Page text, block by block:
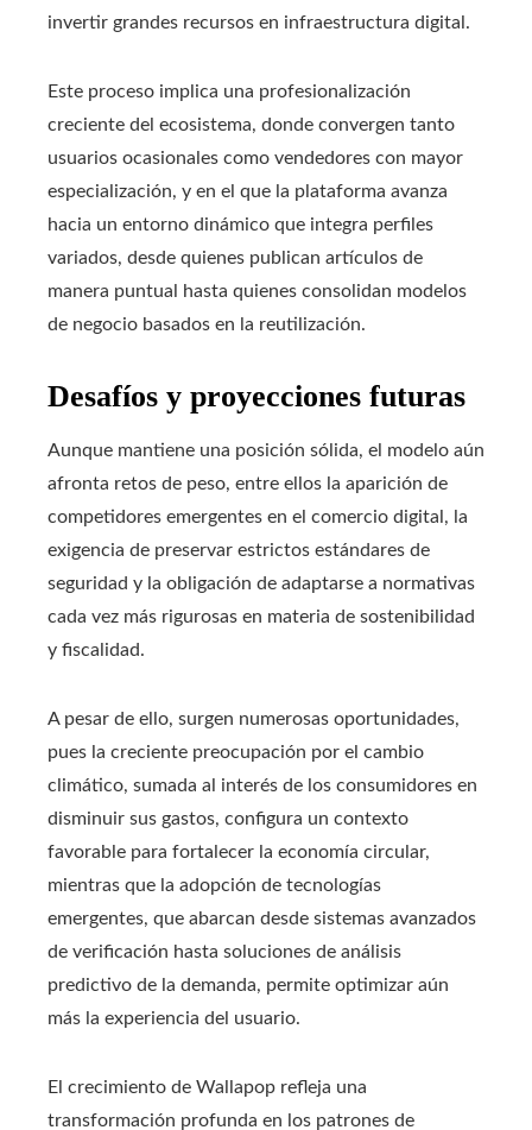
invertir grandes recursos en infraestructura digital.
Este proceso implica una profesionalización
creciente del ecosistema, donde convergen tanto
usuarios ocasionales como vendedores con mayor
especialización, y en el que la plataforma avanza
hacia un entorno dinámico que integra perfiles
variados, desde quienes publican artículos de
manera puntual hasta quienes consolidan modelos
de negocio basados en la reutilización.
Desafíos y proyecciones futuras
Aunque mantiene una posición sólida, el modelo aún
afronta retos de peso, entre ellos la aparición de
competidores emergentes en el comercio digital, la
exigencia de preservar estrictos estándares de
seguridad y la obligación de adaptarse a normativas
cada vez más rigurosas en materia de sostenibilidad
y fiscalidad.
A pesar de ello, surgen numerosas oportunidades,
pues la creciente preocupación por el cambio
climático, sumada al interés de los consumidores en
disminuir sus gastos, configura un contexto
favorable para fortalecer la economía circular,
mientras que la adopción de tecnologías
emergentes, que abarcan desde sistemas avanzados
de verificación hasta soluciones de análisis
predictivo de la demanda, permite optimizar aún
más la experiencia del usuario.
El crecimiento de Wallapop refleja una
transformación profunda en los patrones de